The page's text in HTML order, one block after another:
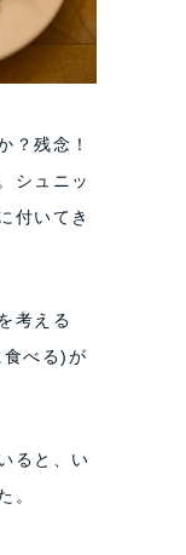
？残念！
シュニッ
付いてき
考える
食べる)が
ると、い
。